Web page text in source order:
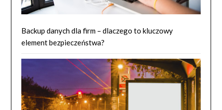
Backup danych dla firm – dlaczego to kluczowy
element bezpieczeństwa?